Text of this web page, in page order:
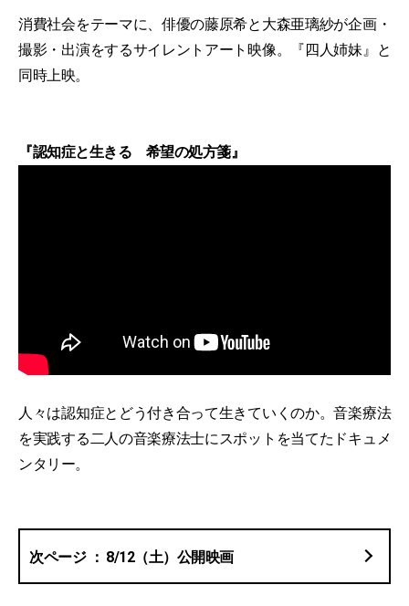
消費社会をテーマに、俳優の藤原希と大森亜璃紗が企画・
撮影・出演をするサイレントアート映像。『四人姉妹』と
同時上映。
『認知症と生きる 希望の処方箋』
人々は認知症とどう付き合って生きていくのか。音楽療法
を実践する二人の音楽療法士にスポットを当てたドキュメ
ンタリー。
8/12（土）公開映画